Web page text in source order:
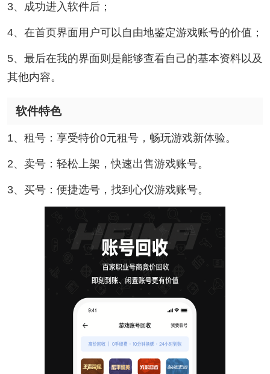
3、成功进入软件后；
4、在首页界面用户可以自由地鉴定游戏账号的价值；
5、最后在我的界面则是能够查看自己的基本资料以及
其他内容。
软件特色
1、租号：享受特价0元租号，畅玩游戏新体验。
2、卖号：轻松上架，快速出售游戏账号。
3、买号：便捷选号，找到心仪游戏账号。